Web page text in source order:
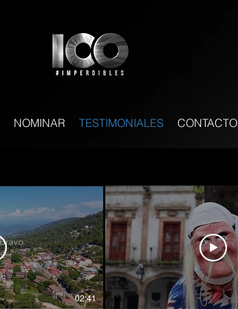
NOMINAR TESTIMONIALES CONTACTO
02:41